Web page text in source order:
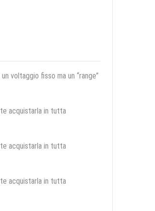
voltaggio fisso ma un “range”
acquistarla in tutta
acquistarla in tutta
acquistarla in tutta